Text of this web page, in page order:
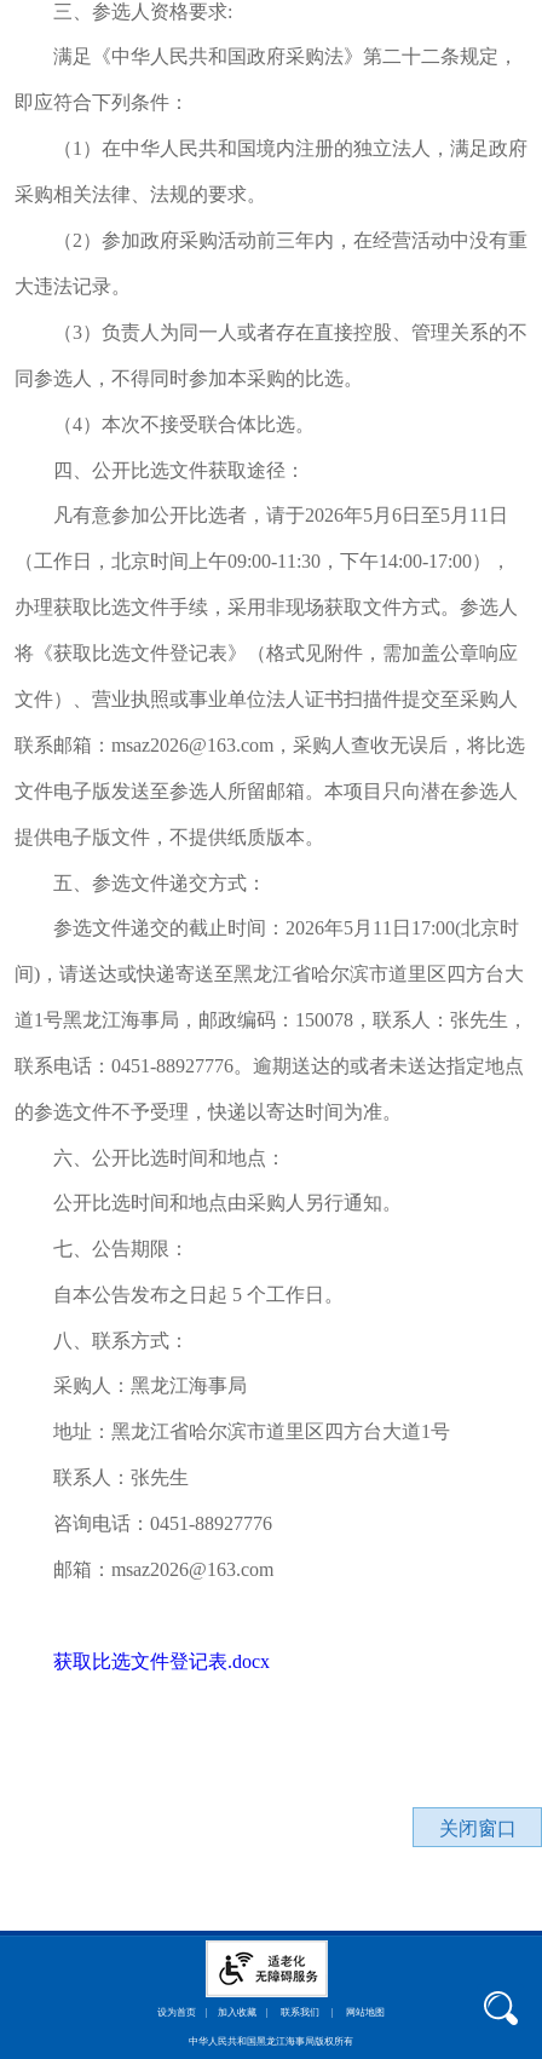
三、参选人资格要求:
满足《中华人民共和国政府采购法》第二十二条规定，
即应符合下列条件：
（1）在中华人民共和国境内注册的独立法人，满足政府
采购相关法律、法规的要求。
（2）参加政府采购活动前三年内，在经营活动中没有重
大违法记录。
（3）负责人为同一人或者存在直接控股、管理关系的不
同参选人，不得同时参加本采购的比选。
（4）本次不接受联合体比选。
四、公开比选文件获取途径：
凡有意参加公开比选者，请于2026年5月6日至5月11日
（工作日，北京时间上午09:00-11:30，下午14:00-17:00），
办理获取比选文件手续，采用非现场获取文件方式。参选人
将《获取比选文件登记表》（格式见附件，需加盖公章响应
文件）、营业执照或事业单位法人证书扫描件提交至采购人
联系邮箱：msaz2026@163.com，采购人查收无误后，将比选
文件电子版发送至参选人所留邮箱。本项目只向潜在参选人
提供电子版文件，不提供纸质版本。
五、参选文件递交方式：
参选文件递交的截止时间：2026年5月11日17:00(北京时
间)，请送达或快递寄送至黑龙江省哈尔滨市道里区四方台大
道1号黑龙江海事局，邮政编码：150078，联系人：张先生，
联系电话：0451-88927776。逾期送达的或者未送达指定地点
的参选文件不予受理，快递以寄达时间为准。
六、公开比选时间和地点：
公开比选时间和地点由采购人另行通知。
七、公告期限：
自本公告发布之日起 5 个工作日。
八、联系方式：
采购人：黑龙江海事局
地址：黑龙江省哈尔滨市道里区四方台大道1号
联系人：张先生
咨询电话：0451-88927776
邮箱：msaz2026@163.com
获取比选文件登记表.docx
关闭窗口
设为首页 加入收藏 联系我们 网站地图
中华人民共和国黑龙江海事局版权所有